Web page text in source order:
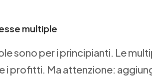
multiple
sono per i principianti. Le
profitti. Ma attenzione: